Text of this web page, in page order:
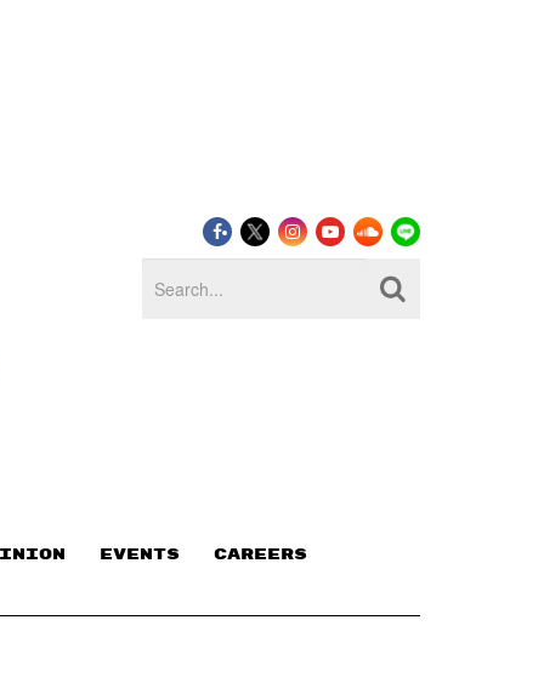
EVENTS CAREERS